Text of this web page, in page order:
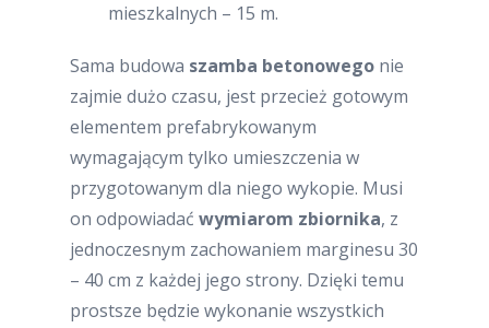
mieszkalnych – 15 m.
Sama budowa szamba betonowego nie
zajmie dużo czasu, jest przecież gotowym
elementem prefabrykowanym
wymagającym tylko umieszczenia w
przygotowanym dla niego wykopie. Musi
on odpowiadać wymiarom zbiornika, z
jednoczesnym zachowaniem marginesu 30
– 40 cm z każdej jego strony. Dzięki temu
prostsze będzie wykonanie wszystkich